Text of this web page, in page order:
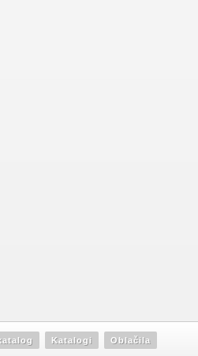
Katalogi Oblačila